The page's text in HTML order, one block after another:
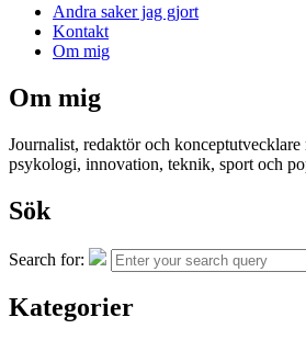
Andra saker jag gjort
Kontakt
Om mig
Om mig
Journalist, redaktör och
psykologi, innovation, teknik, sport och
Sök
Search for:
Kategorier